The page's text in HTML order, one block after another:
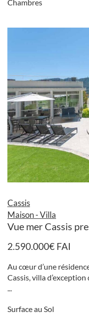
Chambres
Cassis
Maison - Villa
Vue mer Cassis
2.590.000€ FAI
Au cœur d’une
Cassis, villa d’exception
Surface au Sol